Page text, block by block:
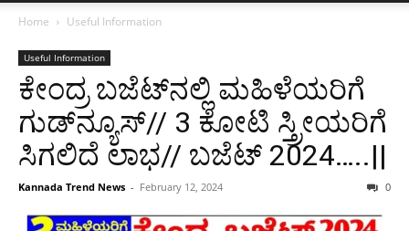
Home Useful Information
Useful Information
ಕೇಂದ್ರ ಬಜೆಟ್‌ನಲ್ಲಿ ಮಹಿಳೆಯರಿಗೆ
ಗುಡ್‌ನ್ಯೂಸ್// 3 ಕೋಟಿ ಸ್ತ್ರೀಯರಿಗೆ
ಸಿಗಲಿದೆ ಲಾಭ// ಬಜೆಟ್ 2024…..||
Kannada Trend News - February 12, 2024 0